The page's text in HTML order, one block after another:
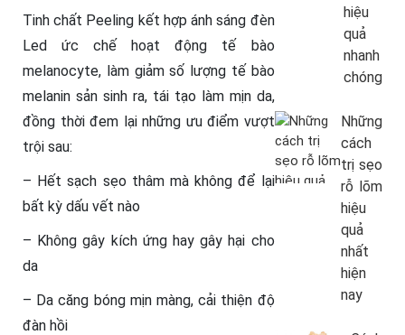
Tinh chất Peeling kết hợp ánh sáng đèn
Led ức chế hoạt động tế bào
melanocyte, làm giảm số lượng tế bào
melanin sản sinh ra, tái tạo làm mịn da,
đồng thời đem lại những ưu điểm vượt
trội sau:
– Hết sạch sẹo thâm mà không để lại
bất kỳ dấu vết nào
– Không gây kích ứng hay gây hại cho
da
– Da căng bóng mịn màng, cải thiện độ
đàn hồi
hiệu
quả
nhanh
chóng
Những
cách
trị sẹo
rỗ lõm
hiệu
quả
nhất
hiện
nay